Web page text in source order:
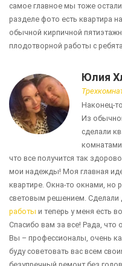
самое главное мы тоже
разделе фото есть квартира
обычной кирпичной
плодотворной работы с
Юлия
Наконец-
Из
сделали
что все получится так
мои надежды! Моя главная
квартире. Окна-то окнами, но
световым решением. Сделали
работы и теперь у меня есть
Спасибо вам за все! Рада,
Вы – профессионалы, очень
буду советовать вас всем